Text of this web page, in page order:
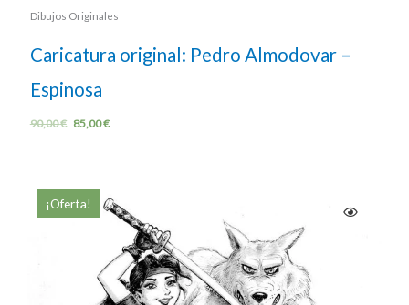
Dibujos Originales
Caricatura original: Pedro Almodovar –
Espinosa
90,00€ 85,00€
¡Oferta!